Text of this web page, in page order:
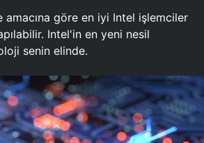
amacına göre en iyi Intel işlemciler
Intel'in en yeni nesil
senin elinde.